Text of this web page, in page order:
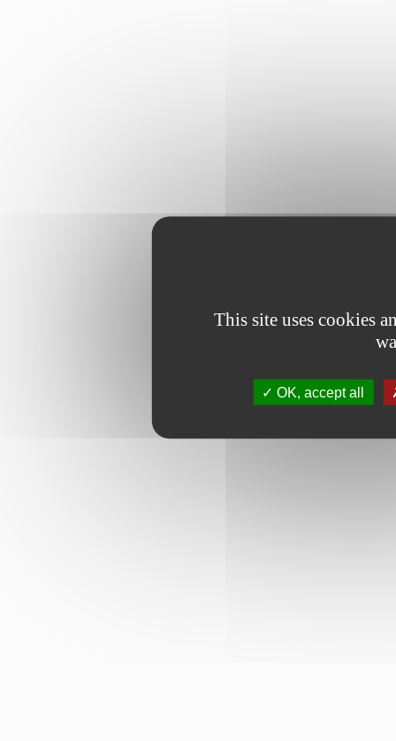
This site uses cookies
OK, accept all